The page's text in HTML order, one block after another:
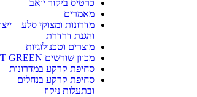
כרטיס ביקור יואב
מאמרים
מדרונות ומצוקי סלע –
והגנת דרדרת
מוצרים וטכנולוגיות
מכוון שורשים CT GREEN
סחיפת קרקע במדרונות
סחיפת קרקע בנחלים
ובתעלות ניקוז